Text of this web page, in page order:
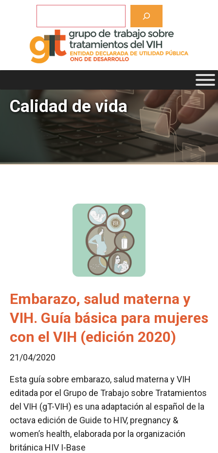
Calidad de vida
Embarazo, salud materna y
VIH. Guía básica para mujeres
con el VIH (edición 2020)
21/04/2020
Esta guía sobre embarazo, salud materna y VIH
editada por el Grupo de Trabajo sobre Tratamientos
del VIH (gT-VIH) es una adaptación al español de la
octava edición de Guide to HIV, pregnancy &
women’s health, elaborada por la organización
británica HIV I-Base